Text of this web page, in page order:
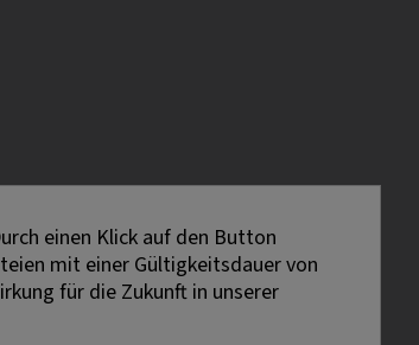
einen Klick auf den Button
mit einer Gültigkeitsdauer von
für die Zukunft in unserer